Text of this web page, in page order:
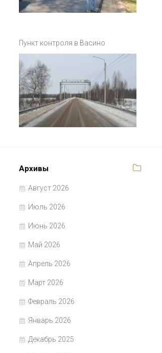
Пункт контроля в Васино
Архивы
Август 2026
Июль 2026
Июнь 2026
Май 2026
Апрель 2026
Март 2026
Февраль 2026
Январь 2026
Декабрь 2025